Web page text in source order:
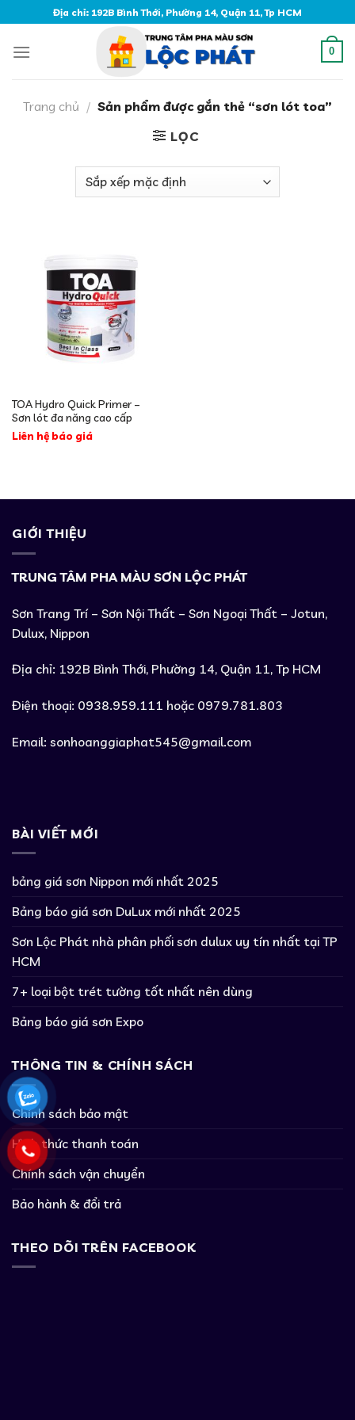
to
content
Địa chỉ: 192B Bình Thới, Phường 14, Quận 11, Tp HCM
0
Trang chủ / Sản phẩm được gắn thẻ “sơn lót toa”
LỌC
TOA Hydro Quick Primer –
Sơn lót đa năng cao cấp
Liên hệ báo giá
GIỚI THIỆU
TRUNG TÂM PHA MÀU SƠN LỘC PHÁT
Sơn Trang Trí – Sơn Nội Thất – Sơn Ngoại Thất – Jotun,
Dulux, Nippon
Địa chỉ: 192B Bình Thới, Phường 14, Quận 11, Tp HCM
Điện thoại: 0938.959.111 hoặc 0979.781.803
Email: sonhoanggiaphat545@gmail.com
BÀI VIẾT MỚI
bảng giá sơn Nippon mới nhất 2025
Bảng báo giá sơn DuLux mới nhất 2025
Sơn Lộc Phát nhà phân phối sơn dulux uy tín nhất tại TP
HCM
7+ loại bột trét tường tốt nhất nên dùng
Bảng báo giá sơn Expo
THÔNG TIN & CHÍNH SÁCH
Chính sách bảo mật
Hình thức thanh toán
Chính sách vận chuyển
Bảo hành & đổi trả
THEO DÕI TRÊN FACEBOOK